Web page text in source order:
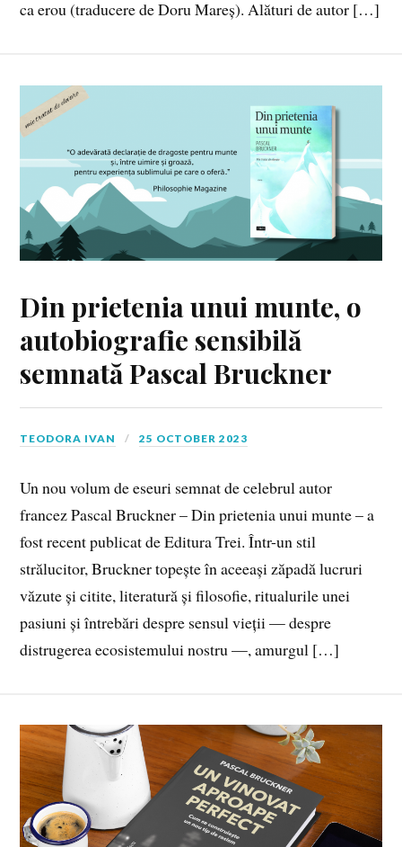
ca erou (traducere de Doru Mareș). Alături de autor […]
Din prietenia unui munte, o
autobiografie sensibilă
semnată Pascal Bruckner
TEODORA IVAN 25 OCTOBER 2023
Un nou volum de eseuri semnat de celebrul autor
francez Pascal Bruckner – Din prietenia unui munte – a
fost recent publicat de Editura Trei. Într-un stil
strălucitor, Bruckner topește în aceeași zăpadă lucruri
văzute și citite, literatură și filosofie, ritualurile unei
pasiuni și întrebări despre sensul vieții — despre
distrugerea ecosistemului nostru —, amurgul […]